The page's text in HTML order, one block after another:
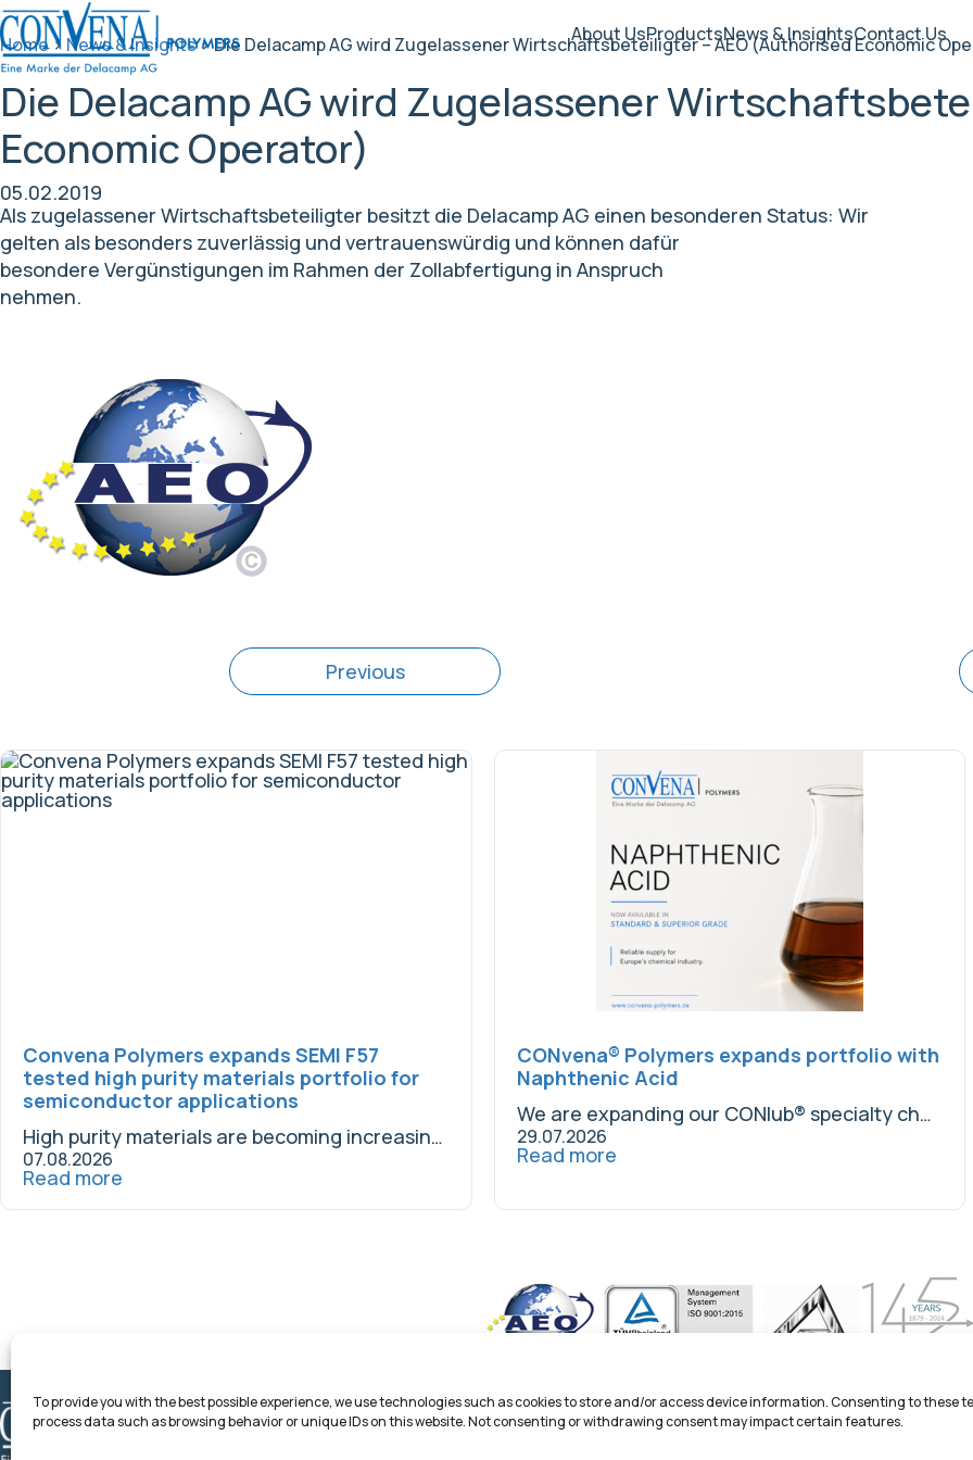
To provide you with the best possible experience, we use technologies such as cookies to store and/or access device information. Consenting to these
process data such as browsing behavior or unique IDs on this website. Not consenting or withdrawing consent may impact certain features.
About UsProductsNews & InsightsContact Us
Home> News & Insights>Die Delacamp AG wird Zugelassener Wirtschaftsbeteiligter – AEO (Authorised Economic
Die Delacamp AG wird Zugelassener
Economic Operator)
05.02.2019
Als zugelassener Wirtschaftsbeteiligter besitzt die Delacamp AG einen besonderen Status: Wir
gelten als besonders zuverlässig und vertrauenswürdig und können dafür
besondere Vergünstigungen im Rahmen der Zollabfertigung in Anspruch
nehmen.
Previous
Convena Polymers expands SEMI F57
tested high purity materials portfolio for
semiconductor applications
High purity materials are becoming increasingly important...
07.08.2026
Read more
CONvena® Polymers expands portfolio with
Naphthenic Acid
We are expanding our CONlub® specialty chemicals...
29.07.2026
Read more
About UsProductsNews & InsightsContact Us